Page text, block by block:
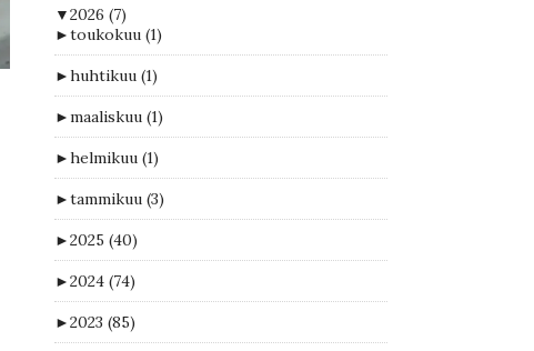
▼2026 (7)
►toukokuu (1)
►huhtikuu (1)
►maaliskuu (1)
►helmikuu (1)
►tammikuu (3)
►2025 (40)
►2024 (74)
►2023 (85)